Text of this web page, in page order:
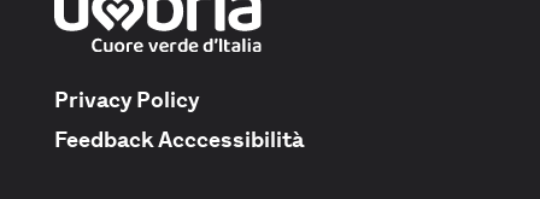
Privacy Policy
Feedback Acccessibilità